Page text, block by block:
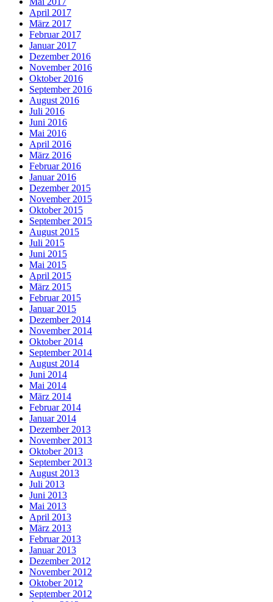
April 2017
März 2017
Februar 2017
Januar 2017
Dezember 2016
November 2016
Oktober 2016
September 2016
August 2016
Juli 2016
Juni 2016
Mai 2016
April 2016
März 2016
Februar 2016
Januar 2016
Dezember 2015
November 2015
Oktober 2015
September 2015
August 2015
Juli 2015
Juni 2015
Mai 2015
April 2015
März 2015
Februar 2015
Januar 2015
Dezember 2014
November 2014
Oktober 2014
September 2014
August 2014
Juni 2014
Mai 2014
März 2014
Februar 2014
Januar 2014
Dezember 2013
November 2013
Oktober 2013
September 2013
August 2013
Juli 2013
Juni 2013
Mai 2013
April 2013
März 2013
Februar 2013
Januar 2013
Dezember 2012
November 2012
Oktober 2012
September 2012